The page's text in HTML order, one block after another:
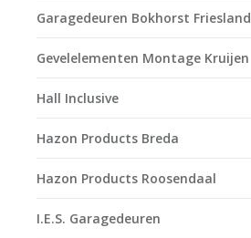
Garagedeuren Bokhorst Friesland
Gevelelementen Montage Kruijen
Hall Inclusive
Hazon Products Breda
Hazon Products Roosendaal
I.E.S. Garagedeuren